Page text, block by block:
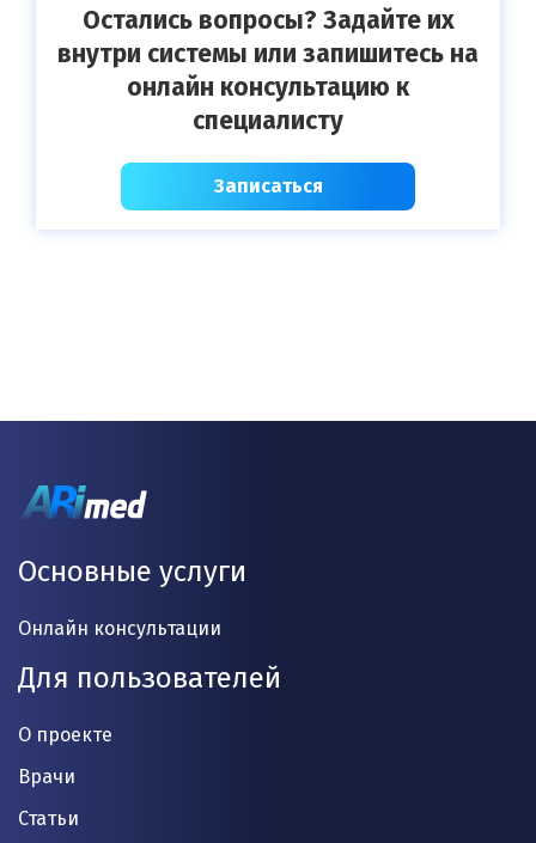
Остались вопросы? Задайте их
внутри системы или запишитесь на
онлайн консультацию к
специалисту
Записаться
Основные услуги
Онлайн консультации
Для пользователей
О проекте
Врачи
Статьи